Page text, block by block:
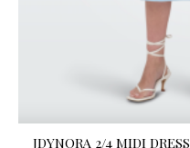
JDYNORA 2/4 MIDI DRESS